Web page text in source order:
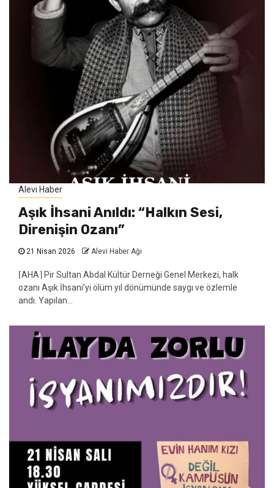
Alevi Haber
Aşık İhsani Anıldı: “Halkın Sesi,
Direnişin Ozanı”
21 Nisan 2026 Alevi Haber Ağı
⌈AHA⌉ Pir Sultan Abdal Kültür Derneği Genel Merkezi, halk
ozanı Aşık İhsani’yi ölüm yıl dönümünde saygı ve özlemle
andı. Yapılan...